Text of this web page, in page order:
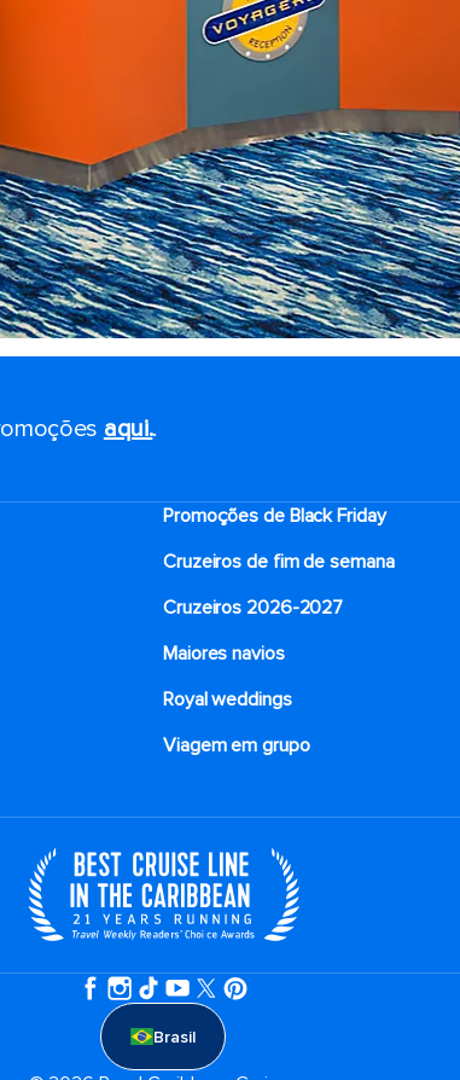
aqui..
Promoções de Black Friday
Cruzeiros de fim de semana
Cruzeiros 2026-2027
Maiores navios
Royal weddings
Viagem em grupo
Brasil